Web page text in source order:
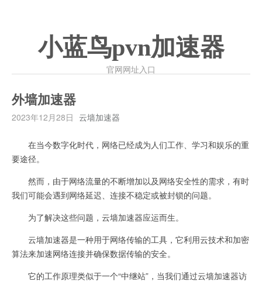
小蓝鸟pvn加速器
官网网址入口
外墙加速器
2023年12月28日 云墙加速器
在当今数字化时代，网络已经成为人们工作、学习和娱乐的重
要途径。
然而，由于网络流量的不断增加以及网络安全性的需求，有时
我们可能会遇到网络延迟、连接不稳定或被封锁的问题。
为了解决这些问题，云墙加速器应运而生。
云墙加速器是一种用于网络传输的工具，它利用云技术和加密
算法来加速网络连接并确保数据传输的安全。
它的工作原理类似于一个“中继站”，当我们通过云墙加速器访